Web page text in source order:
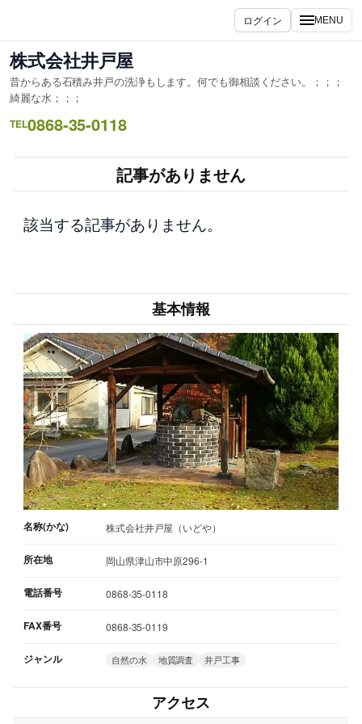
を
ス
キ
ッ
プ
ログイン MENU
株式会社井戸屋
昔からある石積み井戸の洗浄もします。何でも御相談ください。；；；
綺麗な水；；；
TEL0868-35-0118
記事がありません
該当する記事がありません。
基本情報
名称(かな) 株式会社井戸屋（いどや）
所在地 岡山県津山市中原296-1
電話番号 0868-35-0118
FAX番号 0868-35-0119
ジャンル 自然の水 地質調査 井戸工事
アクセス